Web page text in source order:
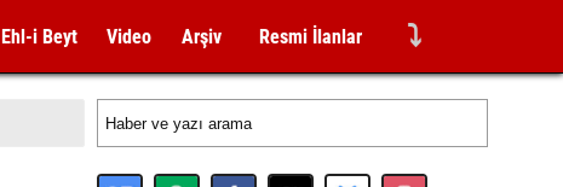
Ehl-i Beyt Video Arşiv Resmi İlanlar ⤵